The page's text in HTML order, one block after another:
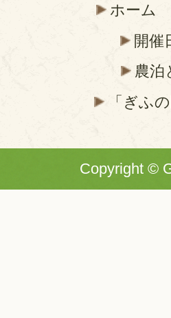
ホーム
開催
農泊
「ぎふ
Copyright ©